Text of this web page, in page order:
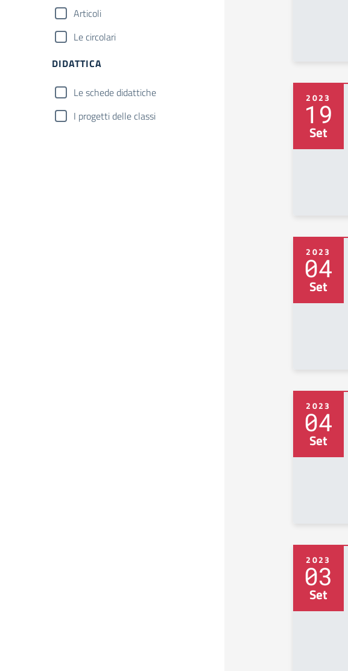
Articoli
Le circolari
DIDATTICA
Le schede didattiche
I progetti delle classi
2023
19
Set
2023
04
Set
2023
04
Set
2023
03
Set